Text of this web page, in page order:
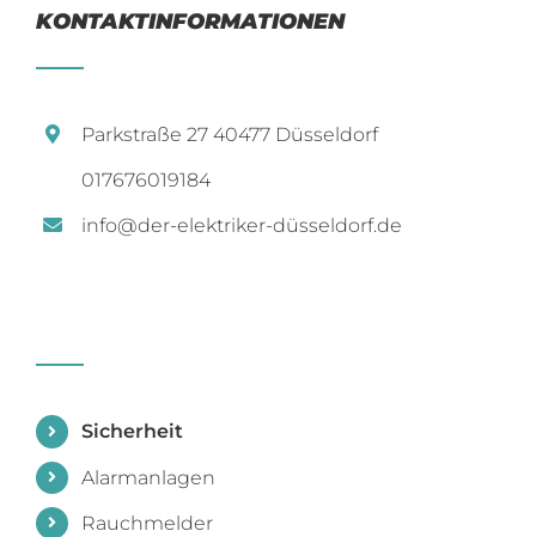
KONTAKTINFORMATIONEN
Parkstraße 27 40477 Düsseldorf
017676019184
info@der-elektriker-düsseldorf.de
Sicherheit
Alarmanlagen
Rauchmelder